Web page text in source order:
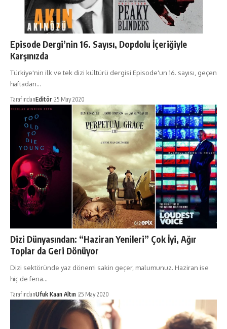
Episode Dergi’nin 16. Sayısı, Dopdolu İçeriğiyle
Karşınızda
Türkiye'nin ilk ve tek dizi kültürü dergisi Episode'un 16. sayısı, geçen
haftadan…
TarafındanEditör 25 May 2020
Dizi Dünyasından: “Haziran Yenileri” Çok İyi, Ağır
Toplar da Geri Dönüyor
Dizi sektöründe yaz dönemi sakin geçer, malumunuz. Haziran ise
hiç de fena…
TarafındanUfuk Kaan Altın 25 May 2020